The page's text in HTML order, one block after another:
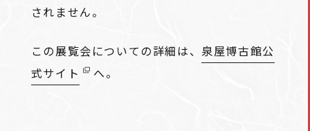
されません。
この展覧会についての詳細は、 泉屋博古館公
式サイト
へ。